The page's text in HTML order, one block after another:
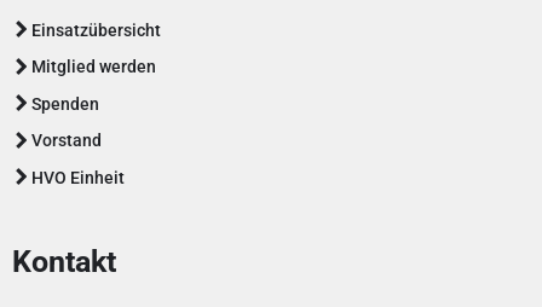
Einsatzübersicht
Mitglied werden
Spenden
Vorstand
HVO Einheit
Kontakt